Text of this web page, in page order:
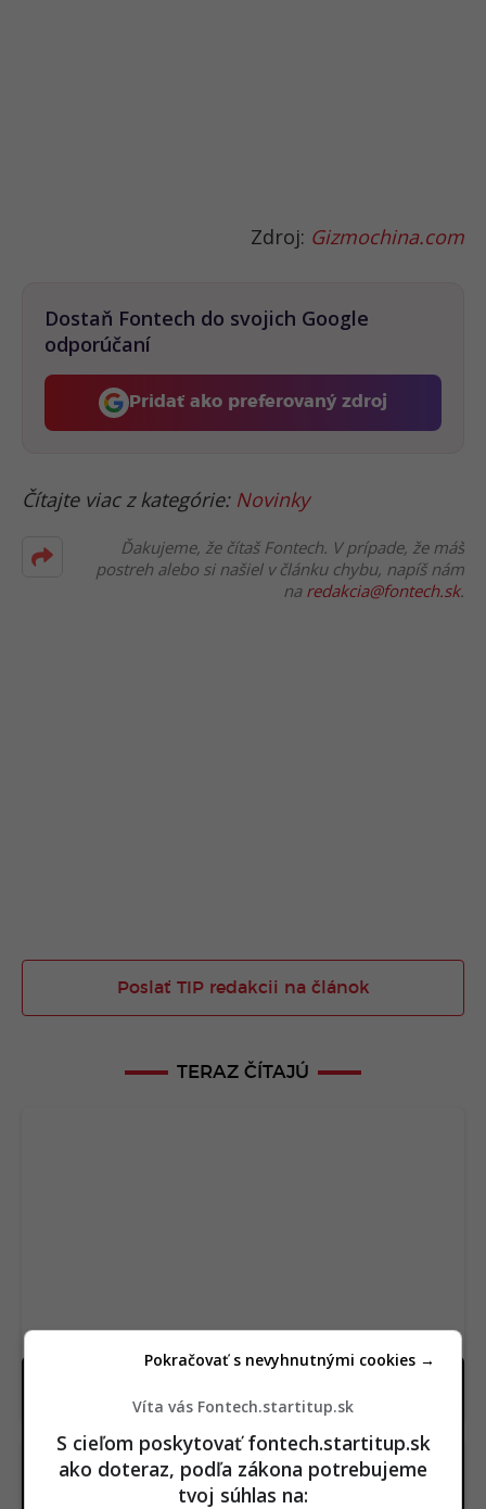
Zdroj: Gizmochina.com
Dostaň Fontech do svojich Google
odporúčaní
Pridať ako preferovaný zdroj
Fontech, odkaz sa otvorí v
Čítajte viac z kategórie: Novinky
Ďakujeme, že čítaš Fontech. V prípade, že máš
postreh alebo si našiel v článku chybu, napíš nám
na redakcia@fontech.sk.
Poslať TIP redakcii na článok
TERAZ ČÍTAJÚ
dabingom. Má aj slovenský rukopis
Víta vás Fontech.startitup.sk
S cieľom poskytovať fontech.startitup.sk
ako doteraz, podľa zákona potrebujeme
tvoj súhlas na:
Pokračovať s nevyhnutnými cookies →